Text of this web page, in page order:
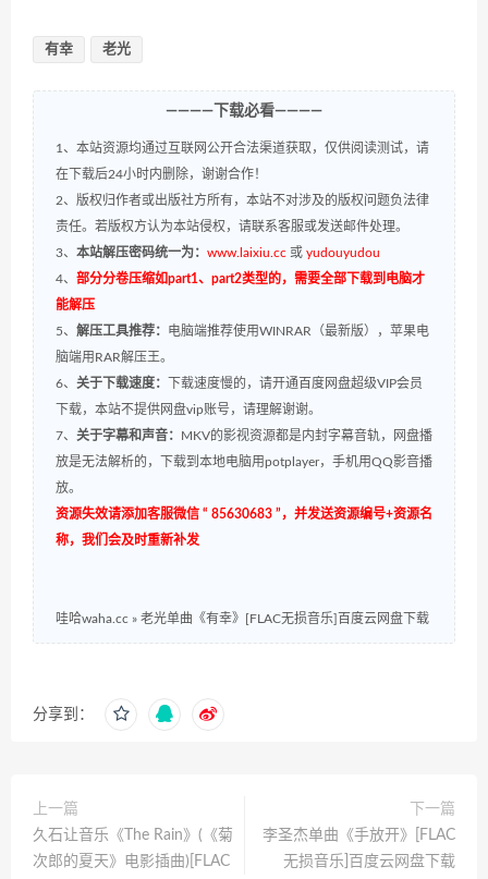
有幸 老光
————下载必看————
1、本站资源均通过互联网公开合法渠道获取，仅供阅读测试，请
在下载后24小时内删除，谢谢合作！
2、版权归作者或出版社方所有，本站不对涉及的版权问题负法律
责任。若版权方认为本站侵权，请联系客服或发送邮件处理。
3、 本站解压密码统一为： www.laixiu.cc 或 yudouyudou
4、 部分分卷压缩如part1、part2类型的，需要全部下载到电脑才
能解压
5、 解压工具推荐： 电脑端推荐使用WINRAR（最新版），苹果电
脑端用RAR解压王。
6、 关于下载速度：
下载速度慢的，请开通百度网盘超级VIP会员
下载，本站不提供网盘vip账号，请理解谢谢。
7、 关于字幕和声音：
MKV的影视资源都是内封字幕音轨，网盘播
放是无法解析的，下载到本地电脑用potplayer，手机用QQ影音播
放。
资源失效请添加客服微信 “ 85630683 ”，并发送资源编号+资源名
称，我们会及时重新补发
哇哈waha.cc » 老光单曲《有幸》[FLAC无损音乐]百度云网盘下载
分享到：
上一篇
久石让音乐《The Rain》(《菊
次郎的夏天》电影插曲)[FLAC
下一篇
李圣杰单曲《手放开》[FLAC
无损音乐]百度云网盘下载